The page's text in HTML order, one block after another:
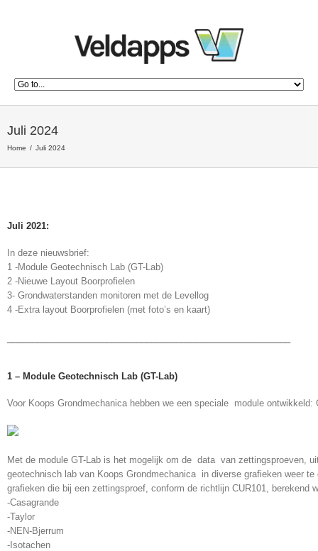
Juli 2024
Home Juli 2024
Juli 2021:
In deze nieuwsbrief:
1 -Module Geotechnisch Lab (GT-Lab)
2 -Nieuwe Layout Boorprofielen
3- Grondwaterstanden monitoren met de Levellog
4 -Extra layout Boorprofielen (met foto’s en kaart)
1 – Module Geotechnisch Lab (GT-Lab)
Voor Koops Grondmechanica hebben we een speciale module ontwikkeld:
Met de module GT-Lab is het mogelijk om de data van zettingsproeven,
geotechnisch lab van Koops Grondmechanica in diverse grafieken weer te
grafieken die bij een zettingsproef, conform de richtlijn CUR101, berekend
-Casagrande
-Taylor
-NEN-Bjerrum
-Isotachen